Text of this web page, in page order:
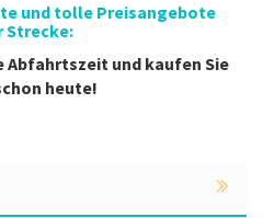
und tolle Preisangebote
Strecke:
Abfahrtszeit und kaufen Sie
heute!